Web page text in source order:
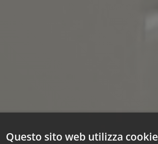
Questo sito web utilizza cookie